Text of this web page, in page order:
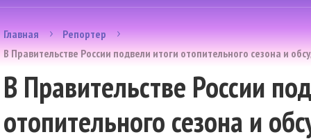
Главная
Репортер
В Правительстве России подвели итоги отопительного сезона и
В Правительстве России
отопительного сезона и